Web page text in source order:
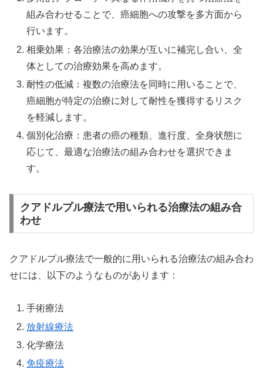
組み合わせることで、癌細胞への攻撃を多方面から
行います。
相乗効果：各治療法の効果が互いに補完し合い、全
体としての治療効果を高めます。
耐性の低減：複数の治療法を同時に用いることで、
癌細胞が特定の治療に対して耐性を獲得するリスク
を軽減します。
個別化治療：患者の癌の種類、進行度、全身状態に
応じて、最適な治療法の組み合わせを選択できま
す。
クアドルプル療法で用いられる治療法の組み合
わせ
クアドルプル療法で一般的に用いられる治療法の組み合わ
せには、以下のようなものがあります：
手術療法
放射線療法
化学療法
免疫療法